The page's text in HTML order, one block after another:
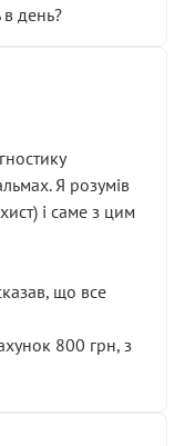
день?
Я розумів
і саме з цим
що все
800 грн, з